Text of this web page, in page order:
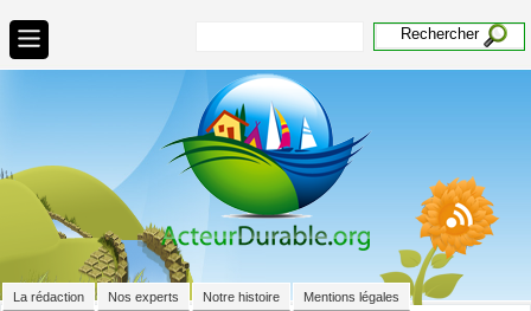
La rédaction Nos experts Notre histoire Mentions légales